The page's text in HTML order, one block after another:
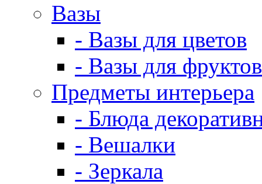
Вазы
- Вазы для цветов
- Вазы для фруктов
Предметы интерьера
- Блюда
- Вешалки
- Зеркала